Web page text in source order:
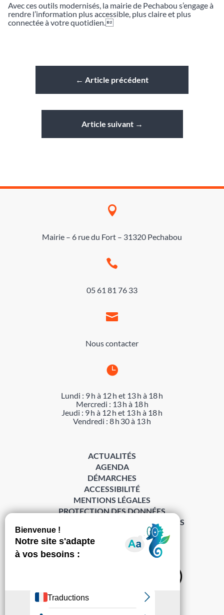
Avec ces outils modernisés, la mairie de Pechabou s’engage à
rendre l’information plus accessible, plus claire et plus
connectée à votre quotidien.
← Article précédent
Article suivant→

Mairie – 6 rue du Fort – 31320 Pechabou

05 61 81 76 33

Nous contacter

Lundi : 9 h à 12 h et 13 h à 18 h
Mercredi : 13 h à 18 h
Jeudi : 9 h à 12 h et 13 h à 18 h
Vendredi : 8 h 30 à 13 h
S’abonner à la Gazette ›
ACTUALITÉS
AGENDA
DÉMARCHES
ACCESSIBILITÉ
MENTIONS LÉGALES
PROTECTION DES DONNÉES
POLITIQUE DE GESTION DES COOKIES